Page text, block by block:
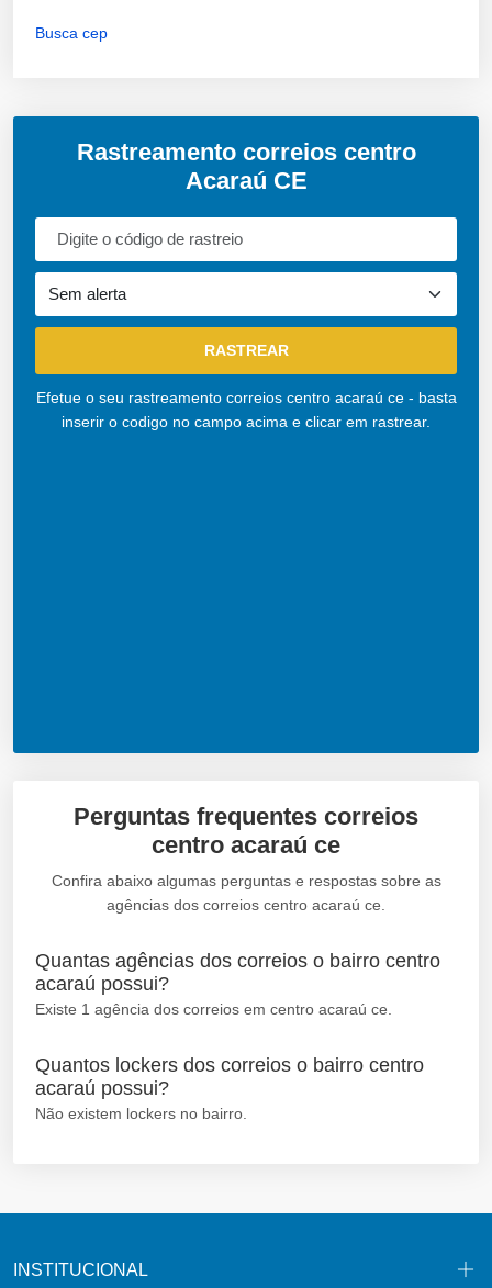
Busca cep
Rastreamento correios centro
Acaraú CE
Efetue o seu rastreamento correios centro acaraú ce - basta
inserir o codigo no campo acima e clicar em rastrear.
Perguntas frequentes correios
centro acaraú ce
Confira abaixo algumas perguntas e respostas sobre as
agências dos correios centro acaraú ce.
Quantas agências dos correios o bairro centro
acaraú possui?
Existe 1 agência dos correios em centro acaraú ce.
Quantos lockers dos correios o bairro centro
acaraú possui?
Não existem lockers no bairro.
INSTITUCIONAL